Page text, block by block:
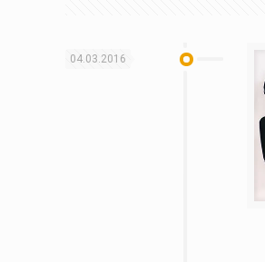
04.03.2016